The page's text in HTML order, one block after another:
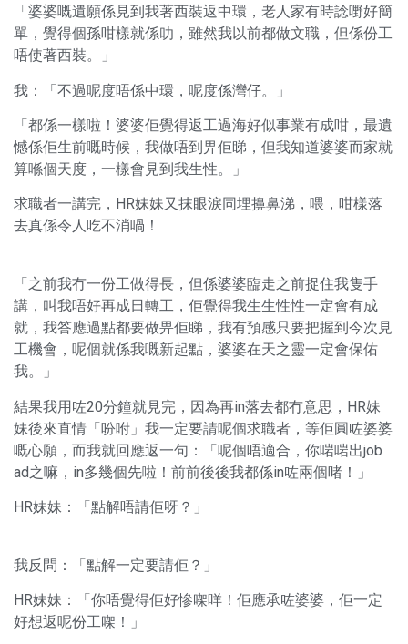
「婆婆嘅遺願係見到我著西裝返中環，老人家有時諗嘢好簡
單，覺得個孫咁樣就係叻，雖然我以前都做文職，但係份工
唔使著西裝。」
我：「不過呢度唔係中環，呢度係灣仔。」
「都係一樣啦！婆婆佢覺得返工過海好似事業有成咁，最遺
憾係佢生前嘅時候，我做唔到畀佢睇，但我知道婆婆而家就
算喺個天度，一樣會見到我生性。」
求職者一講完，HR妹妹又抹眼淚同埋擤鼻涕，喂，咁樣落
去真係令人吃不消喎！
「之前我冇一份工做得長，但係婆婆臨走之前捉住我隻手
講，叫我唔好再成日轉工，佢覺得我生生性性一定會有成
就，我答應過點都要做畀佢睇，我有預感只要把握到今次見
工機會，呢個就係我嘅新起點，婆婆在天之靈一定會保佑
我。」
結果我用咗20分鐘就見完，因為再in落去都冇意思，HR妹
妹後來直情「吩咐」我一定要請呢個求職者，等佢圓咗婆婆
嘅心願，而我就回應返一句：「呢個唔適合，你啱啱出job
ad之嘛，in多幾個先啦！前前後後我都係in咗兩個啫！」
HR妹妹：「點解唔請佢呀？」
我反問：「點解一定要請佢？」
HR妹妹：「你唔覺得佢好慘㗎咩！佢應承咗婆婆，佢一定
好想返呢份工㗎！」